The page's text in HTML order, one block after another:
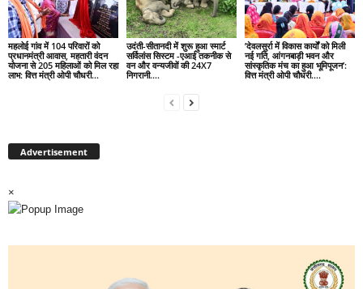
महलोई गांव में 104 परिवारों को
प्रधानमंत्री आवास, महतारी वंदन
योजना से 205 महिलाओं को मिल रहा
लाभ: वित्त मंत्री ओपी चौधरी…
उदंती-सीतानदी में शुरू हुआ स्मार्ट
सर्विलांस सिस्टम -एआई तकनीक से
वन और वन्यजीवों की 24X7
निगरानी….
’देवलसुर्रा में विकास कार्यों को मिली
नई गति, आंगनबाड़ी भवन और
सांस्कृतिक मंच का हुआ भूमिपूजन’:
वित्त मंत्री ओपी चौधरी….
Advertisement
×